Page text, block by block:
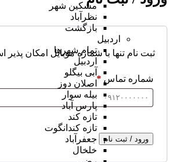
ثبت نام تنها با شماره موبایل امکان پذیر
شماره تماس *
ورود / ثبت نام
مشکین شهر
نظرآباد
بازگشت
اردبیل
تمام شهر‌ها
اردبیل
آبی بیگلو
اصلان دوز
بیله سوار
پارس آباد
تازه کند
تازه کندانگوت
جعفرآباد
خلخال